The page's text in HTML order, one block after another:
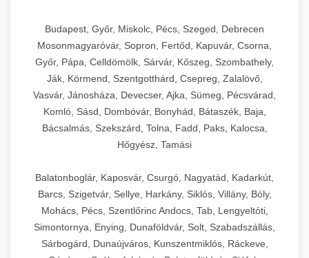
Budapest, Győr, Miskolc, Pécs, Szeged, Debrecen
Mosonmagyaróvár, Sopron, Fertőd, Kapuvár, Csorna,
Győr, Pápa, Celldömölk, Sárvár, Kőszeg, Szombathely,
Ják, Körmend, Szentgotthárd, Csepreg, Zalalövő,
Vasvár, Jánosháza, Devecser, Ajka, Sümeg, Pécsvárad,
Komló, Sásd, Dombóvár, Bonyhád, Bátaszék, Baja,
Bácsalmás, Szekszárd, Tolna, Fadd, Paks, Kalocsa,
Hőgyész, Tamási
Balatonboglár, Kaposvár, Csurgó, Nagyatád, Kadarkút,
Barcs, Szigetvár, Sellye, Harkány, Siklós, Villány, Bóly,
Mohács, Pécs, Szentlőrinc Andocs, Tab, Lengyeltóti,
Simontornya, Enying, Dunaföldvár, Solt, Szabadszállás,
Sárbogárd, Dunaújváros, Kunszentmiklós, Ráckeve,